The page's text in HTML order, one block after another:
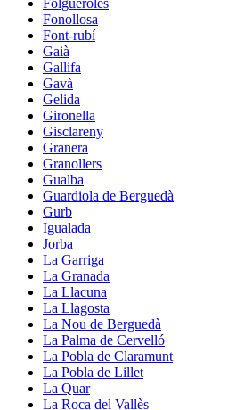
Fonollosa
Font-rubí
Gaià
Gallifa
Gavà
Gelida
Gironella
Gisclareny
Granera
Granollers
Gualba
Guardiola de Berguedà
Gurb
Igualada
Jorba
La Garriga
La Granada
La Llacuna
La Llagosta
La Nou de Berguedà
La Palma de Cervelló
La Pobla de Claramunt
La Pobla de Lillet
La Quar
La Roca del Vallès